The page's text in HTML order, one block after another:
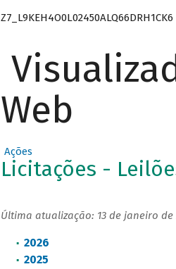
Z7_L9KEH4O0L02450ALQ66DRH1CK6
Web
Ações
Licitações -
Última atualização: 13 de janeiro de
2026
2025